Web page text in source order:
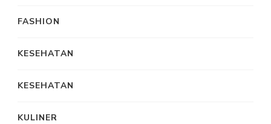
FASHION
KESEHATAN
KESEHATAN
KULINER